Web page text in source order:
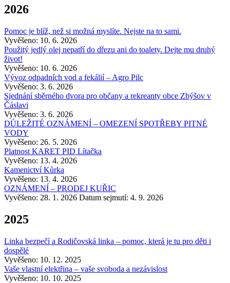
2026
Pomoc je blíž, než si možná myslíte. Nejste na to sami.
Vyvěšeno: 10. 6. 2026
Použitý jedlý olej nepatří do dřezu ani do toalety. Dejte mu druhý
život!
Vyvěšeno: 10. 6. 2026
Vývoz odpadních vod a fekálií – Agro Pilc
Vyvěšeno: 3. 6. 2026
Sjednání sběrného dvora pro občany a rekreanty obce Zbýšov v
Čáslavi
Vyvěšeno: 3. 6. 2026
DŮLEŽITÉ OZNÁMENÍ – OMEZENÍ SPOTŘEBY PITNÉ
VODY
Vyvěšeno: 26. 5. 2026
Platnost KARET PID Lítačka
Vyvěšeno: 13. 4. 2026
Kamenictví Kůrka
Vyvěšeno: 13. 4. 2026
OZNÁMENÍ – PRODEJ KUŘIC
Vyvěšeno: 28. 1. 2026 Datum sejmutí: 4. 9. 2026
2025
Linka bezpečí a Rodičovská linka – pomoc, která je tu pro děti i
dospělé
Vyvěšeno: 10. 12. 2025
Vaše vlastní elektřina – vaše svoboda a nezávislost
Vyvěšeno: 10. 10. 2025